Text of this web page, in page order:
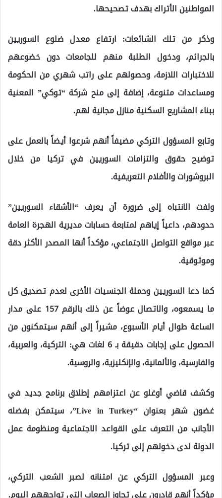
المواطنين الأتراك بهدف تصحيحها.
وذكر من تلك الشائعات: ارتفاع معدل ضلوع السوريين
بالجرائم، ودخول الطلبة منهم للجامعات دون خضوعهم
للاختبارات اللازمة، وحصولهم على راتب شهري من الحكومة
ومساعدات متنوعة، إضافة إلى منح شركة “توكي” المعنية
ببناء المشاريع السكنية منازل مجانية لهم.
وتابع المسؤول التركي مضيفاً أنهم شرعوا أيضاً بالعمل على
توضيح حقوق والتزامات السوريين في تركيا من خلال
البروشورات والأفلام التعريفية.
ولفت الانتباه إلى ضرورة أن يعرف “الأشقاء السوريين”
حدودهم، داعياً إياهم لمتابعة حسابات مديرية الهجرة العامة
عبر مواقع التواصل الاجتماعي، مؤكداً أنها المصدر الأكثر دقة
وموثوقية.
كما دعا السوريين وحملة الجنسيات الأخرى لعدم تصديق كل
ما يسمعوه، والاتصال عوضاً عن ذلك بالرقم 157 على مدار
الساعة طوال أيام الأسبوع، مشيراً إلى أنهم سيتمكنون من
الحصول على إجابات دقيقة بـ 6 لغات هي: التركية، والعربية،
والفارسية، والألمانية، والإنكليزية، والروسية.
وكشف قاضي أوغلو عن اعتزامهم إطلاق برنامج جديد في
غضون شهر بعنوان “Live in Turkey”، سيتمكن بفضله
الأجانب من التعرف على القواعد الاجتماعية ومنظومة عمل
الدولة لدى دخولهم إلى تركيا.
وعبر المسؤول التركي عن امتنانه لصبر الشعب التركي،
مؤكداً أنهم قادرون على تجاوز الصعاب التي تواجههم اليوم.